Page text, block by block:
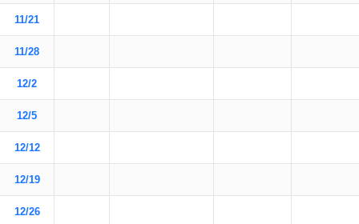
11/21
11/28
12/2
12/5
12/12
12/19
12/26